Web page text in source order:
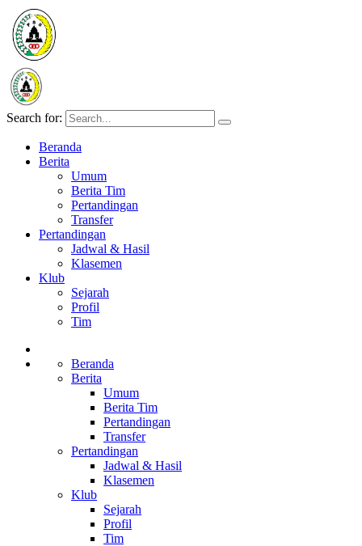
Search for:
Beranda
Berita
Umum
Berita Tim
Pertandingan
Transfer
Pertandingan
Jadwal & Hasil
Klasemen
Klub
Sejarah
Profil
Tim
Beranda
Berita
Umum
Berita Tim
Pertandingan
Transfer
Pertandingan
Jadwal & Hasil
Klasemen
Klub
Sejarah
Profil
Tim